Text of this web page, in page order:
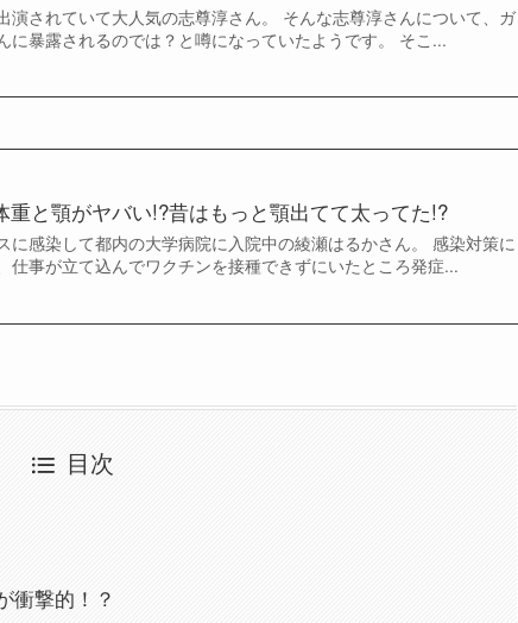
演されていて大人気の志尊淳さん。 そんな志尊淳さんについて、ガ
に暴露されるのでは？と噂になっていたようです。 そこ...
重と顎がヤバい!?昔はもっと顎出てて太ってた!?
に感染して都内の大学病院に入院中の綾瀬はるかさん。 感染対策に
仕事が立て込んでワクチンを接種できずにいたところ発症...
目次
衝撃的！？